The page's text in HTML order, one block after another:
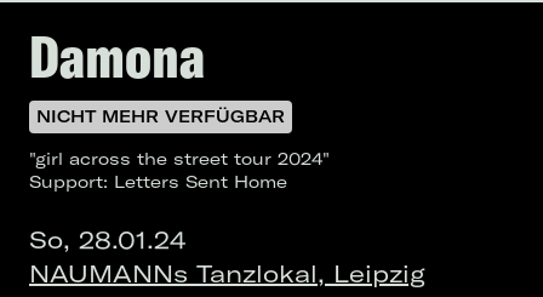
Damona
NICHT MEHR VERFÜGBAR
"girl across the street tour 2024"
Support: Letters Sent Home
So, 28.01.24
NAUMANNs Tanzlokal, Leipzig